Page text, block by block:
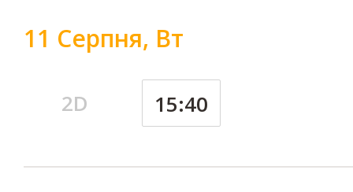
11 Серпня, Вт
2D 15:40